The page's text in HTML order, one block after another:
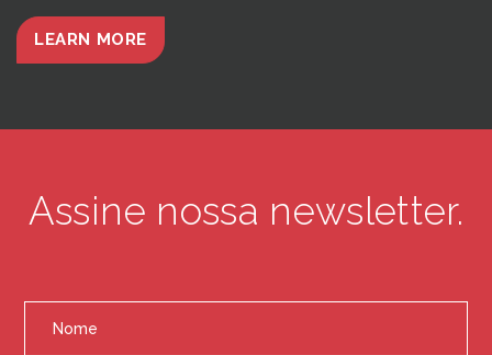
LEARN MORE
Assine nossa newsletter.